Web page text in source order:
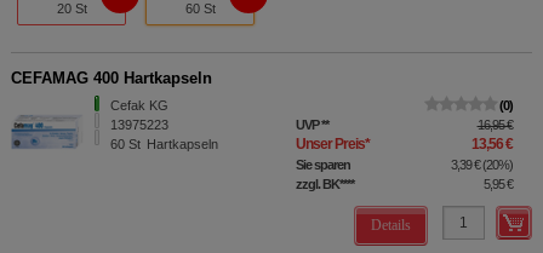
20 St 60 St
CEFAMAG 400 Hartkapseln
Cefak KG
13975223
60 St Hartkapseln
0
UVP** 16,95 €
Unser Preis* 13,56 €
Sie sparen 3,39 €(20%)
zzgl. BK**** 5,95 €
Details